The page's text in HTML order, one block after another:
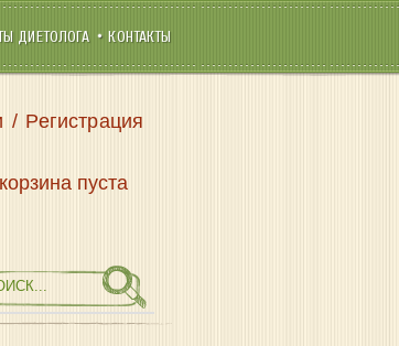
ДИЕТОЛОГА КОНТАКТЫ
/ Регистрация
пуста